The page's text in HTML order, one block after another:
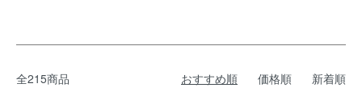
全215商品 おすすめ順 価格順 新着順